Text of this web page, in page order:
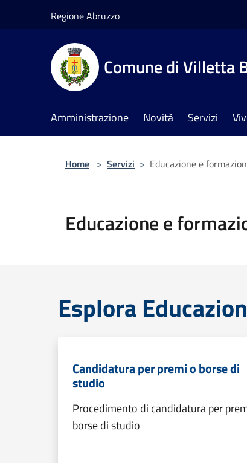
Regione Abruzzo
Comune di Villetta
Amministrazione Novità Servizi
Home > Servizi > Educazione e
Educazione e
Esplora
Candidatura per premi o borse di
studio
Procedimento di candidatura per
borse di studio